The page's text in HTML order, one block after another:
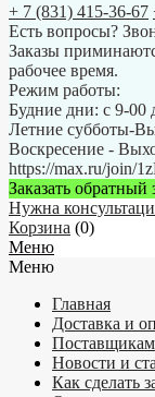
+ 7 (831) 415-36-67
Есть вопросы?
Заказы
рабочее время.
Режим работы:
Будние дни: с 9-00
Летние субботы-
Воскресение -
https://max.ru/join/
Заказать обратный
Нужна
Корзина (0)
Меню
Меню
Главная
Доставка и
Поставщикам
Новости и
Как сделать